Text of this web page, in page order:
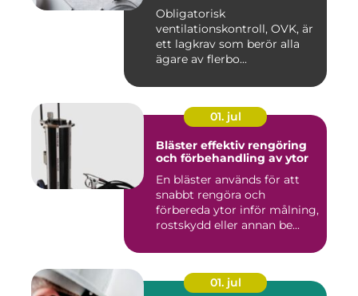
Obligatorisk
ventilationskontroll, OVK, är
ett lagkrav som berör alla
ägare av flerbo...
01. jul
Bläster effektiv rengöring
och förbehandling av ytor
En bläster används för att
snabbt rengöra och
förbereda ytor inför målning,
rostskydd eller annan be...
01. jul